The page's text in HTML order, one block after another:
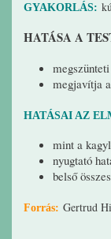
GYAKORLÁS:
HATÁSA A
megjavítja
HATÁSAI AZ
mint a
nyugtató
belső
Forrás: Gertrud